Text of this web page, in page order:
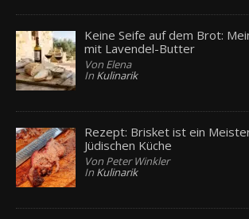
Keine Seife auf dem Brot:
mit Lavendel-Butter
Von Elena
In Kulinarik
Rezept: Brisket ist ein
Jüdischen Küche
Von Peter Winkler
In Kulinarik